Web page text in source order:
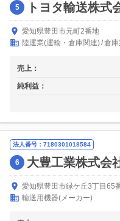
5 トヨタ輸送株式
愛知県豊田市元町2番地
陸運業(運輸・倉庫関連) 倉
売上：
純利益：
法人番号：7180301018584
6 大豊工業株式会
愛知県豊田市緑ケ丘3丁目65
輸送用機器(メーカー)